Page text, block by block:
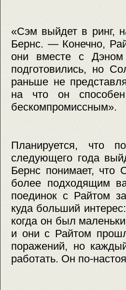
«Сэм выйдет в ринг,
Бернс. — Конечно,
они вместе с Дэном
подготовились, но
раньше не
на что он
бескомпромиссным».
Планируется, что
следующего года
Бернс понимает, что
более подходящим
поединок с Райтом
куда больший
когда он был
и они с Райтом
поражений, но
работать. Он по-